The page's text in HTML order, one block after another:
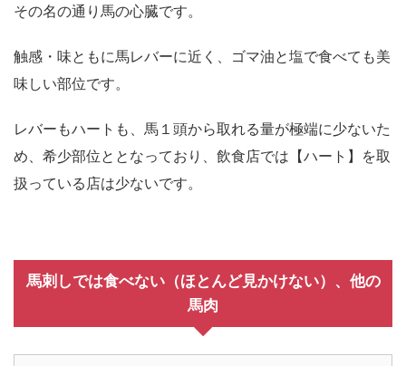
その名の通り馬の心臓です。
触感・味ともに馬レバーに近く、ゴマ油と塩で食べても美
味しい部位です。
レバーもハートも、馬１頭から取れる量が極端に少ないた
め、希少部位ととなっており、飲食店では【ハート】を取
扱っている店は少ないです。
馬刺しでは食べない（ほとんど見かけない）、他の
馬肉